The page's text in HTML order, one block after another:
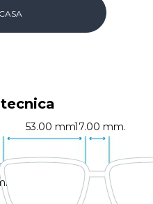
53.00 mm.17.00 mm.